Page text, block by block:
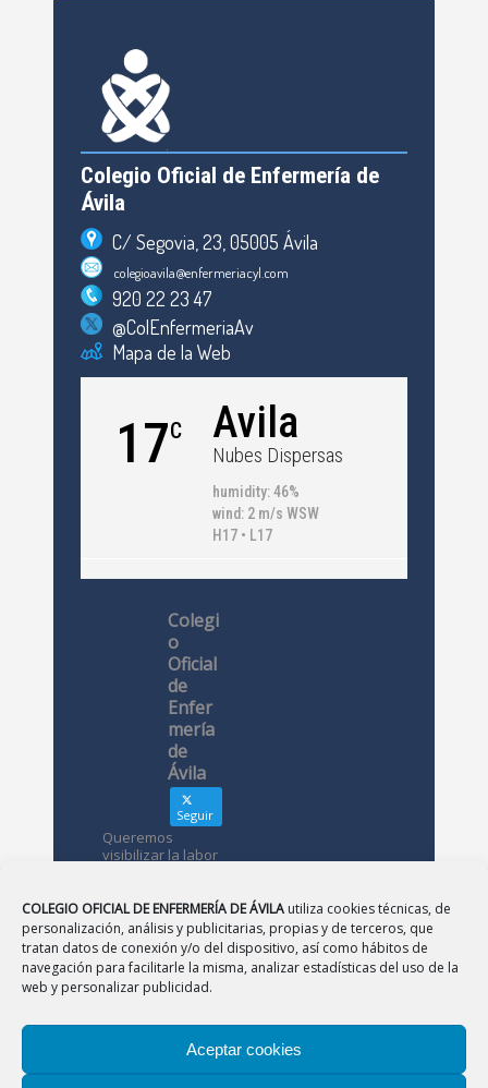
COLEGIO OFICIAL DE ENFERMERÍA DE ÁVILA utiliza cookies técnicas, de
personalización, análisis y publicitarias, propias y de terceros, que
tratan datos de conexión y/o del dispositivo, así como hábitos de
navegación para facilitarle la misma, analizar estadísticas del uso de la
web y personalizar publicidad.
Aceptar cookies
Colegio Oficial de Enfermería de
Ávila
C/ Segovia, 23, 05005 Ávila
colegioavila@enfermeriacyl.com
920 22 23 47
@ColEnfermeriaAv
Mapa de la Web
17C Avila
Nubes Dispersas
humidity: 46%
wind: 2 m/s WSW
H17 • L17
Colegi
o
Oficial
de
Enfer
mería
de
Ávila
Seguir
Queremos
visibilizar la labor
conoces?
Avatar Colegio
Oficial de
de Ávila
12 May